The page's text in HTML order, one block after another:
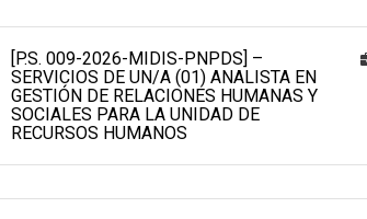
[P.S. 009-2026-MIDIS-PNPDS] –
SERVICIOS DE UN/A (01) ANALISTA EN
GESTIÓN DE RELACIONES HUMANAS Y
SOCIALES PARA LA UNIDAD DE
RECURSOS HUMANOS